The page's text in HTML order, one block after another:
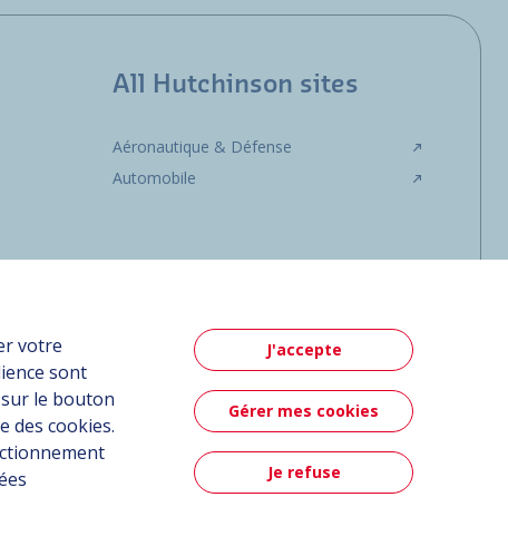
Contact
All Hutchinson sites
Aéronautique & Défense
Automobile
votre
sont
le bouton
des cookies.
J'accepte
Gérer mes cookies
Je refuse